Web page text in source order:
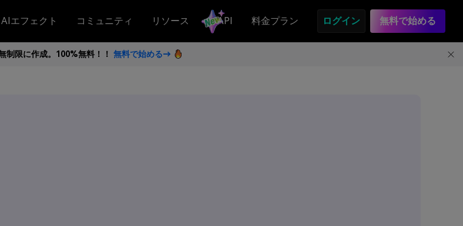
AIエフェクト コミュニティ リソース API 料金プラン ログイン 無料で始める
制限に作成。100%無料！！ 無料で始める→